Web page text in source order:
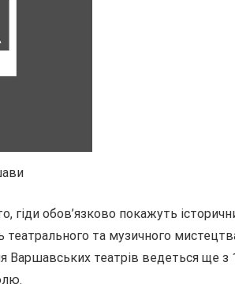
гіди обов’язково покажуть
та музичного
Варшавських театрів ведеться ще з